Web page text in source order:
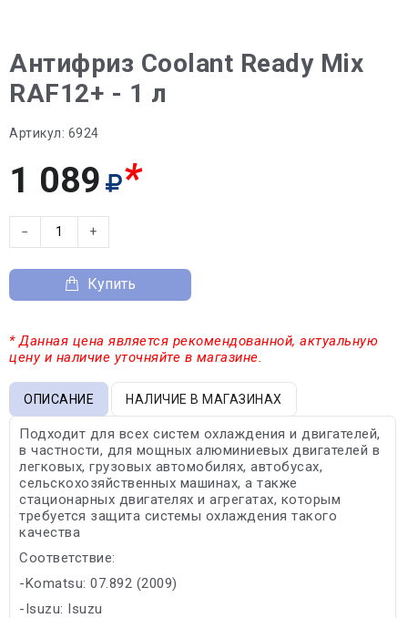
Антифриз Coolant Ready Mix
RAF12+ - 1 л
Артикул: 6924
1 089 *
− +
Купить
* Данная цена является рекомендованной, актуальную
цену и наличие уточняйте в магазине.
ОПИСАНИЕ НАЛИЧИЕ В МАГАЗИНАХ
Подходит для всех систем охлаждения и двигателей,
в частности, для мощных алюминиевых двигателей в
легковых, грузовых автомобилях, автобусах,
сельскохозяйственных машинах, а также
стационарных двигателях и агрегатах, которым
требуется защита системы охлаждения такого
качества
Соответствие:
-Komatsu: 07.892 (2009)
-Isuzu: Isuzu